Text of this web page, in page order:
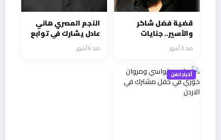
قضية فضل شاكر
والأسير.. جنايات
بيروت تطوي ملف
التحقيق مايو المقبل
منذ 3 أشهر
النجم المصري هاني
عادل يشارك في توابع
وقبل وبعد دراما
رمضان
منذ 6 أشهر
أخبار الفن